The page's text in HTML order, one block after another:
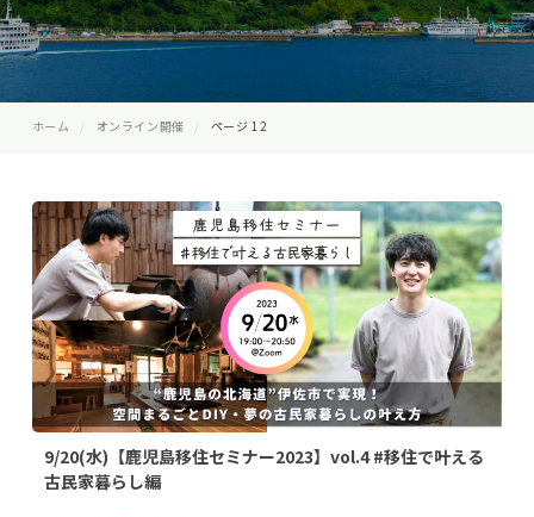
ホーム オンライン開催 ページ 12
9/20(水)【鹿児島移住セミナー2023】vol.4 #移住で叶える
古民家暮らし編